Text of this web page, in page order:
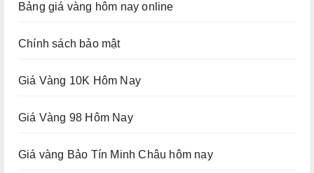
Bảng giá vàng hôm nay online
Chính sách bảo mật
Giá Vàng 10K Hôm Nay
Giá Vàng 98 Hôm Nay
Giá vàng Bảo Tín Minh Châu hôm nay